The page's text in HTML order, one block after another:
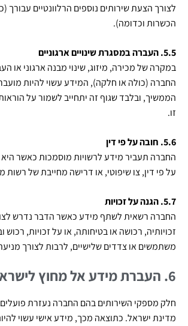
לצורך הצעת שירותים נוספים הרלוונטיים עבורך
הכשרות וכדומה).
5.5. העברה במסגרת שינויים ארגוניים
במקרה של מכירה, מיזוג, שינוי מבנה ארגוני או
החברה (כולה או חלקה), המידע עשוי להיות
הממשיך, ובלבד שגוף זה יתחייב לשמור על
זו.
5.6. חובה על פי דין
החברה תעביר מידע לרשויות מוסמכות כאשר
על פי דין, צו שיפוטי, או דרישה מחייבת של רשות
5.7. הגנה על זכויות
החברה רשאית לשתף מידע כאשר הדבר נדרש
זכויותיה, רכושה או בטיחותה, או על זכויות, רכוש
משתמשים או צדדים שלישיים, לרבות לצורך
6. העברת מידע אל מחוץ לישראל
חלק מספקי השירותים בהם החברה נעזרת פועלים
מדינת ישראל. כתוצאה מכך, מידע אישי עשוי